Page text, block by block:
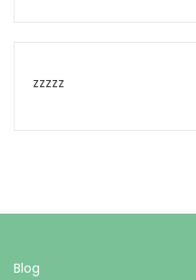
zzzzz
Blog